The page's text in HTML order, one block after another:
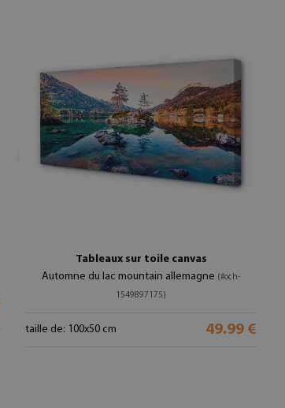
Tableaux sur toile canvas
Automne du lac mountain allemagne (#och-
1549897175)
taille de: 100x50 cm 49.99 €